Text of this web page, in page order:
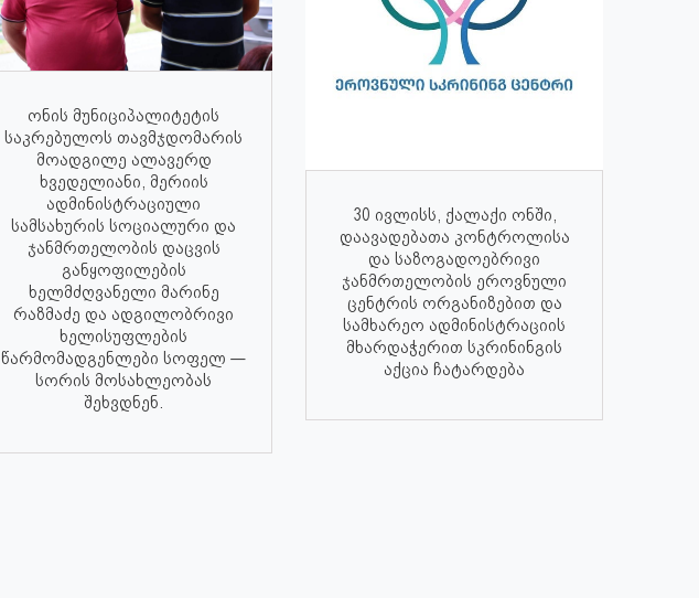
ონის მუნიციპალიტეტის
საკრებულოს თავმჯდომარის
მოადგილე ალავერდ
ხვედელიანი, მერიის
ადმინისტრაციული
სამსახურის სოციალური და
ჯანმრთელობის დაცვის
განყოფილების
ხელმძღვანელი მარინე
რაზმაძე და ადგილობრივი
ხელისუფლების
წარმომადგენლები სოფელ —
სორის მოსახლეობას
შეხვდნენ.
30 ივლისს, ქალაქი ონში,
დაავადებათა კონტროლისა
და საზოგადოებრივი
ჯანმრთელობის ეროვნული
ცენტრის ორგანიზებით და
სამხარეო ადმინისტრაციის
მხარდაჭერით სკრინინგის
აქცია ჩატარდება